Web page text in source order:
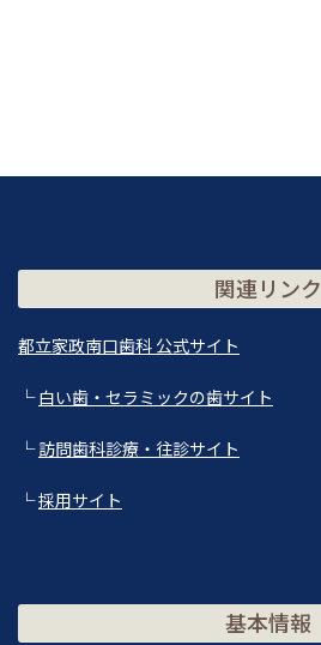
関連リンク
都立家政南口歯科 公式サイト
└白い歯・セラミックの歯サイト
└訪問歯科診療・往診サイト
└採用サイト
基本情報